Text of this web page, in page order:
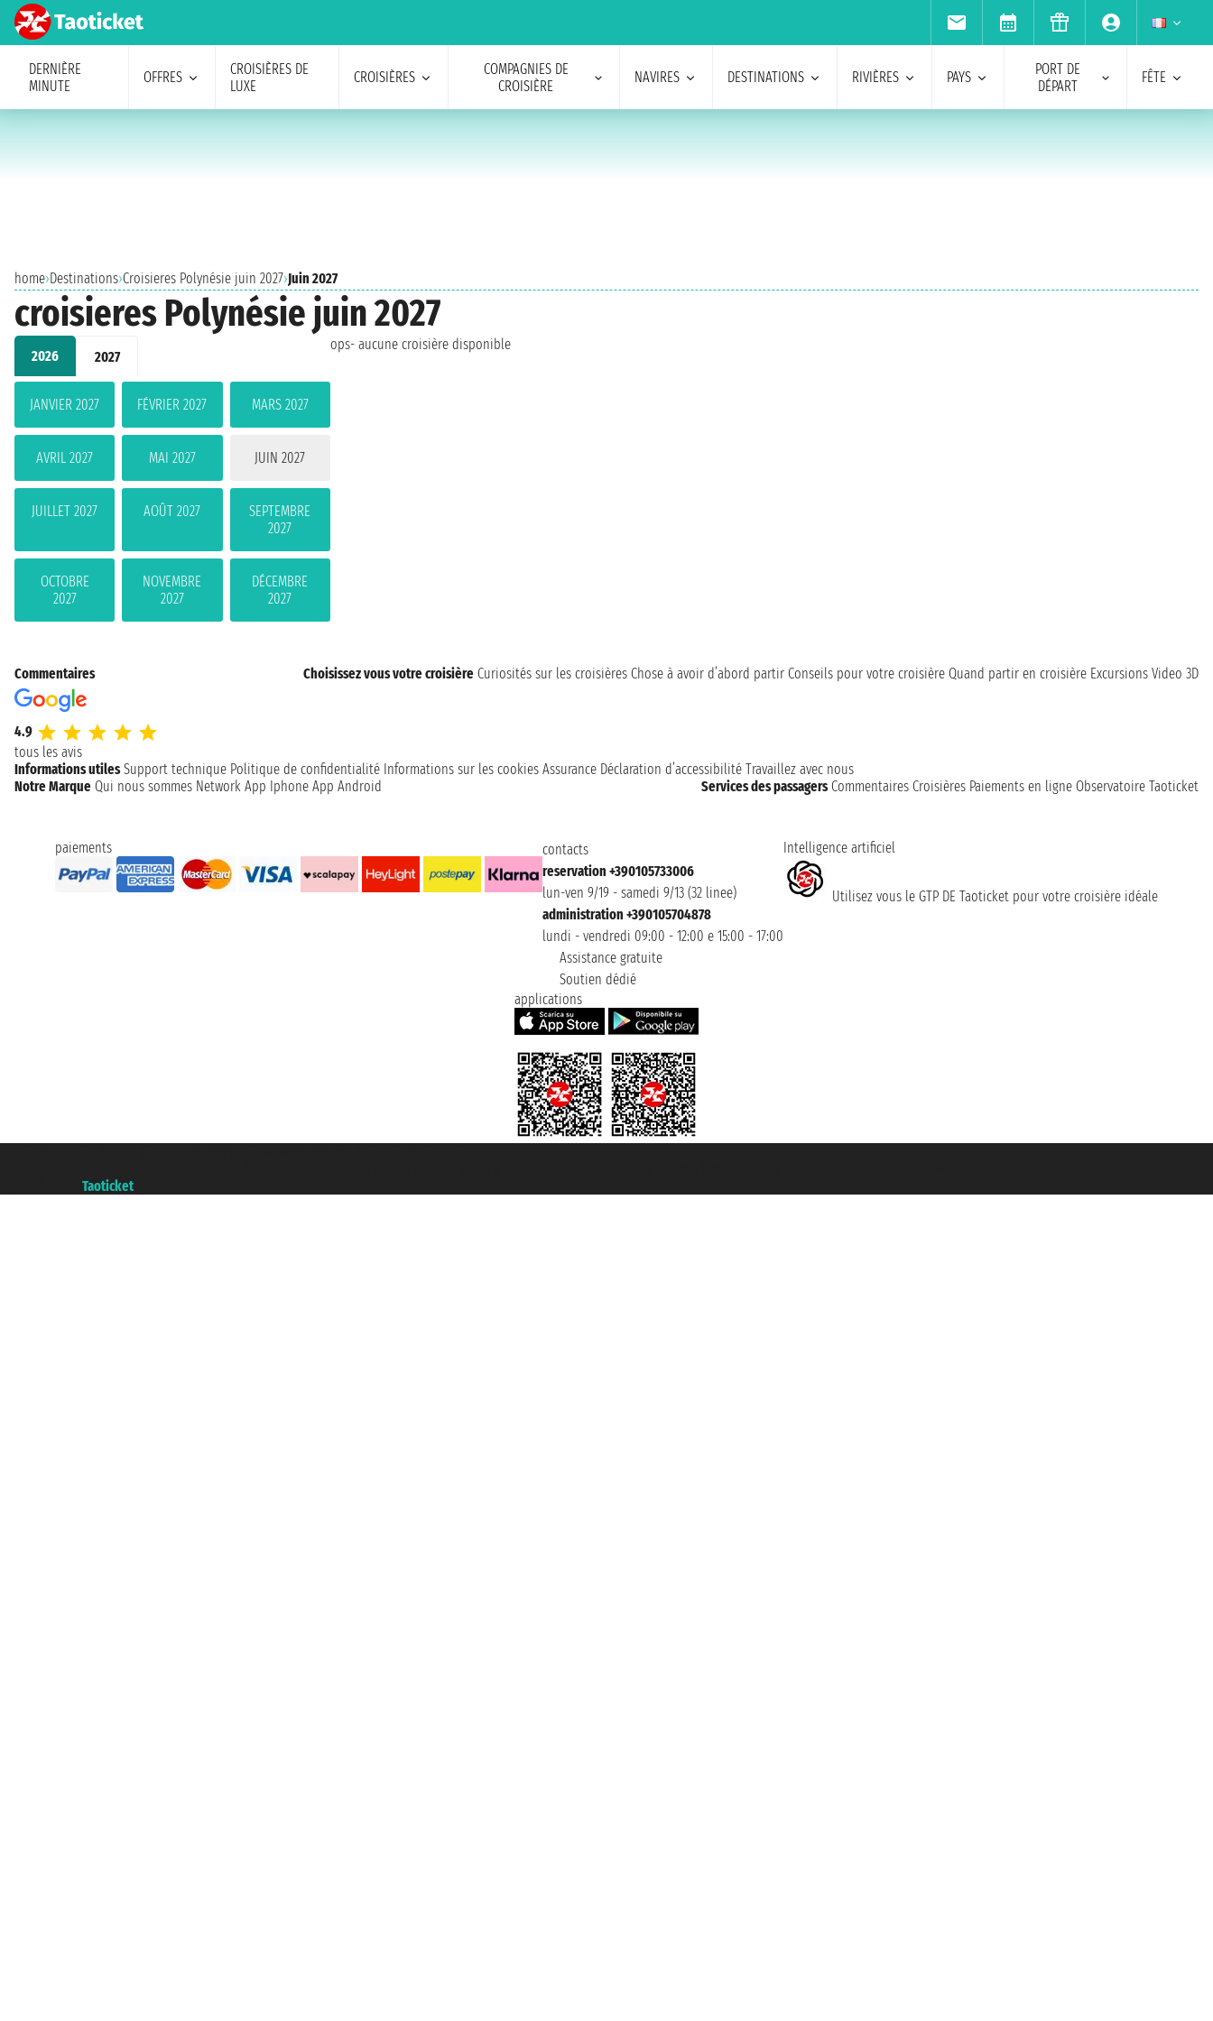
DERNIÈRE
MINUTE
OFFRES
CROISIÈRES DE
LUXE
CROISIÈRES
COMPAGNIES DE
CROISIÈRE
NAVIRES DESTINATIONS RIVIÈRES PAYS
PORT DE
DÉPART
FÊTE
home›Destinations›Croisieres Polynésie juin 2027›Juin 2027
croisieres Polynésie juin 2027
2026 2027
JANVIER 2027 FÉVRIER 2027 MARS 2027
AVRIL 2027 MAI 2027 JUIN 2027
JUILLET 2027 AOÛT 2027
SEPTEMBRE
2027
OCTOBRE
2027
NOVEMBRE
2027
DÉCEMBRE
2027
ops- aucune croisière disponible
Commentaires
4.9
tous les avis
Choisissez vous votre croisière Curiosités sur les croisières Chose à avoir d’abord partir Conseils pour votre croisière Quand partir en croisière Excursions Video 3D
Informations utiles Support technique Politique de confidentialité Informations sur les cookies Assurance Déclaration d’accessibilité Travaillez avec nous
Notre Marque Qui nous sommes Network App Iphone App Android Services des passagers Commentaires Croisières Paiements en ligne Observatoire Taoticket
paiements
contacts
reservation +390105733006
lun-ven 9/19 - samedi 9/13 (32 linee)
administration +390105704878
lundi - vendredi 09:00 - 12:00 e 15:00 - 17:00
Assistance gratuite
Soutien dédié
Intelligence artificiel
Utilisez vous le GTP DE Taoticket pour votre croisière idéale
applications
Taoticket